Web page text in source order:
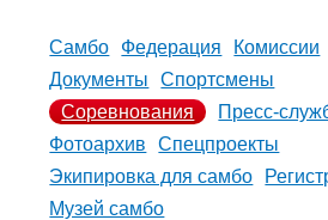
Самбо Федерация
Комиссии
Документы
Спортсмены
Соревнования
Пресс-
Фотоархив
Спецпроекты
Экипировка для самбо
Музей самбо